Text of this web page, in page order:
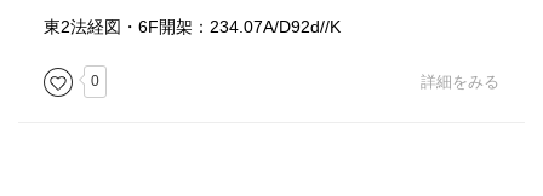
東2法経図・6F開架：234.07A/D92d//K
0 詳細をみる